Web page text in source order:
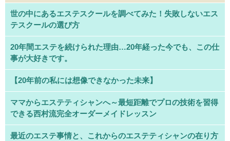
世の中にあるエステスクールを調べてみた！失敗しないエス
テスクールの選び方
20年間エステを続けられた理由…20年経った今でも、この仕
事が大好きです。
【20年前の私には想像できなかった未来】
ママからエステティシャンへ～最短距離でプロの技術を習得
できる西村流完全オーダーメイドレッスン
最近のエステ事情と、これからのエステティシャンの在り方